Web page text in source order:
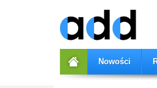
add
Nowości